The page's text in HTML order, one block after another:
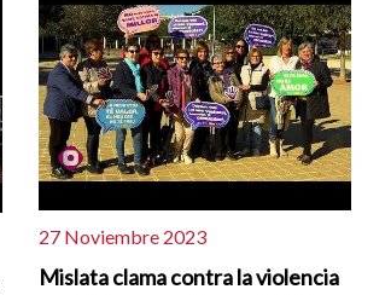
27 Noviembre 2023
Mislata clama contra la violencia